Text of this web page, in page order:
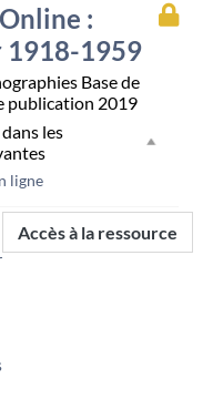
:
1918-1959
Base de
publication 2019
les
ligne
Accès
à
Accès à la ressource